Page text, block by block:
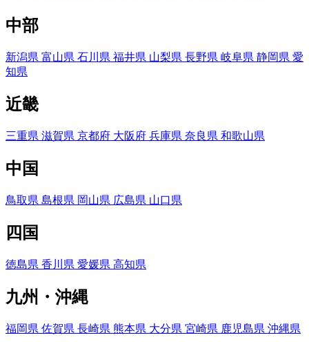
中部
新潟県 富山県 石川県 福井県 山梨県 長野県 岐阜県 静岡県 愛
知県
近畿
三重県 滋賀県 京都府 大阪府 兵庫県 奈良県 和歌山県
中国
鳥取県 島根県 岡山県 広島県 山口県
四国
徳島県 香川県 愛媛県 高知県
九州・沖縄
福岡県 佐賀県 長崎県 熊本県 大分県 宮崎県 鹿児島県 沖縄県